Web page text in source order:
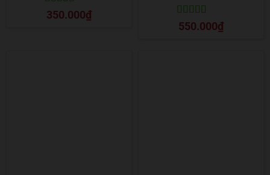
Được xếp
hạng55 sao
350.000₫
Được xếp
hạng55 sao
550.000₫